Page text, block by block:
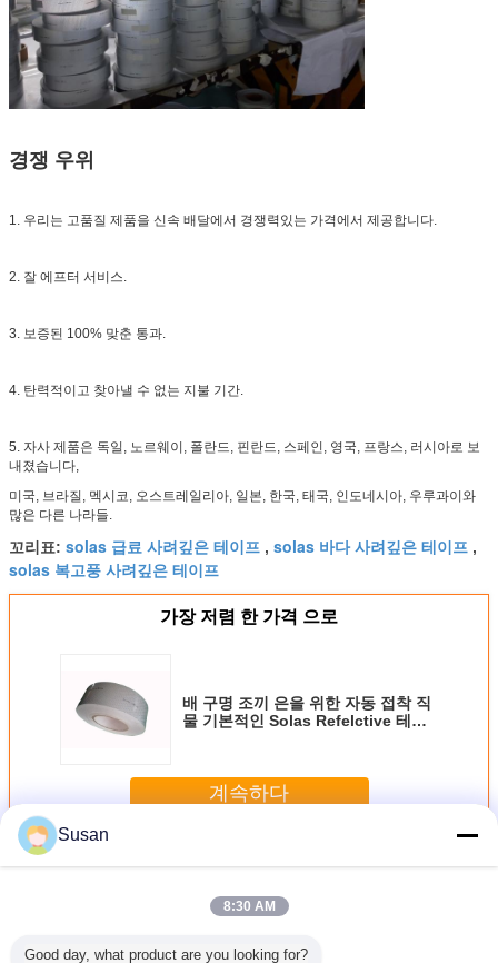
경쟁 우위
1. 우리는 고품질 제품을 신속 배달에서 경쟁력있는 가격에서 제공합니다.
2. 잘 에프터 서비스.
3. 보증된 100% 맞춘 통과.
4. 탄력적이고 찾아낼 수 없는 지불 기간.
5. 자사 제품은 독일, 노르웨이, 폴란드, 핀란드, 스페인, 영국, 프랑스, 러시아로 보
내졌습니다,
미국, 브라질, 멕시코, 오스트레일리아, 일본, 한국, 태국, 인도네시아, 우루과이와
많은 다른 나라들.
꼬리표: solas 급료 사려깊은 테이프 , solas 바다 사려깊은 테이프 ,
solas 복고풍 사려깊은 테이프
가장 저렴 한 가격 으로
배 구명 조끼 은을 위한 자동 접착 직
물 기본적인 Solas Refelctive 테이
계속하다
더 많은 것
Susan
8:30 AM
Good day, what product are you looking for?